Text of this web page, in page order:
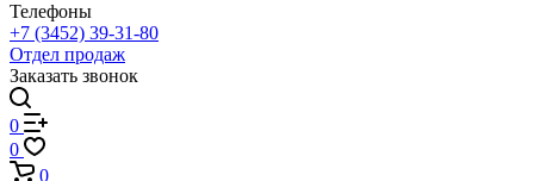
Телефоны
+7 (3452) 39-31-80
Отдел продаж
Заказать звонок
0
0
0